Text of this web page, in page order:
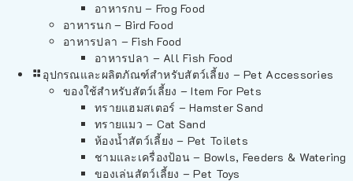
อาหารกบ – Frog Food
อาหารนก – Bird Food
อาหารปลา – Fish Food
อาหารปลา – All Fish Food
อุปกรณและผลิตภัณฑ์สำหรับสัตว์เลี้ยง – Pet Accessories
ของใช้สำหรับสัตว์เลี้ยง – Item For Pets
ทรายแฮมสเตอร์ – Hamster Sand
ทรายแมว – Cat Sand
ห้องน้ำสัตว์เลี้ยง – Pet Toilets
ชามและเครื่องป้อน – Bowls, Feeders & Watering
ของเล่นสัตว์เลี้ยง – Pet Toys